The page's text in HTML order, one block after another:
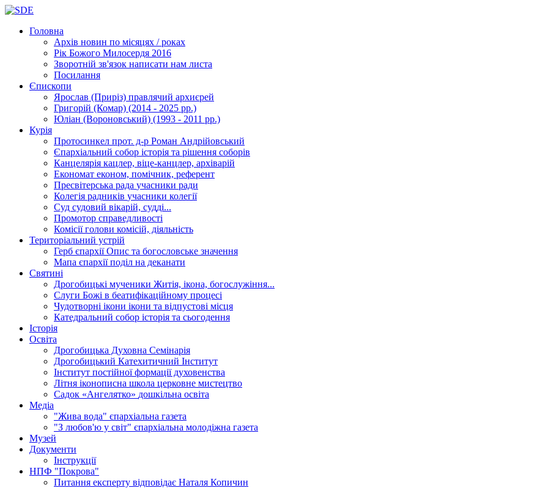
Головна
Архів новин по місяцях / роках
Рік Божого Милосердя 2016
Зворотній зв'язок написати нам листа
Посилання
Єпископи
Ярослав (Приріз) правлячий архиєрей
Григорій (Комар) (2014 - 2025 рр.)
Юліан (Вороновський) (1993 - 2011 рр.)
Курія
Протосинкел прот. д-р Роман Андрійовський
Єпархіальний собор історія та рішення соборів
Канцелярія кацлер, віце-канцлер, архіварій
Економат економ, помічник, референт
Пресвітерська рада учасники ради
Колегія радників учасники колегії
Суд судовий вікарій, судді...
Промотор справедливості
Комісіїголови комісій, діяльність
Територіальний устрій
Герб єпархіїОпис та богословське значення
Мапа єпархіїподіл на деканати
Святині
Дрогобицькі мученики Житія, ікона, богослужіння...
Слуги Божі в беатифікаційному процесі
Чудотворні ікони ікони та відпустові місця
Катедральний собор історія та сьогодення
Історія
Освіта
Дрогобицька Духовна Семінарія
Дрогобицький Катехитичний Інститут
Інститут постійної формації духовенства
Літня іконописна школа церковне мистецтво
Садок «Ангелятко» дошкільна освіта
Медіа
"Жива вода" єпархіальна газета
"З любов'ю у світ" єпархіальна молодіжна газета
Музей
Документи
Інструкції
НПФ "Покрова"
Питання експерту відповідає Наталя Копичин